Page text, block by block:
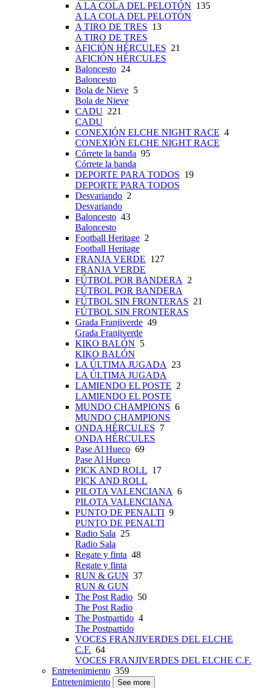
A LA COLA DEL PELOTÓN 135
A LA COLA DEL PELOTÓN
A TIRO DE TRES 13
A TIRO DE TRES
AFICIÓN HÉRCULES 21
AFICIÓN HÉRCULES
Baloncesto 24
Baloncesto
Bola de Nieve 5
Bola de Nieve
CADU 221
CADU
CONEXIÓN ELCHE NIGHT RACE 4
CONEXIÓN ELCHE NIGHT RACE
Córrete la banda 95
Córrete la banda
DEPORTE PARA TODOS 19
DEPORTE PARA TODOS
Desvariando 2
Desvariando
Baloncesto 43
Baloncesto
Football Heritage 2
Football Heritage
FRANJA VERDE 127
FRANJA VERDE
FÚTBOL POR BANDERA
2
FÚTBOL POR BANDERA
FÚTBOL SIN FRONTERAS 21
FÚTBOL SIN FRONTERAS
Grada Franjiverde 49
Grada Franjiverde
KIKO BALÓN 5
KIKO BALÓN
LA ÚLTIMA JUGADA
23
LA ÚLTIMA JUGADA
LAMIENDO EL POSTE 2
LAMIENDO EL POSTE
MUNDO CHAMPIONS 6
MUNDO CHAMPIONS
ONDA HÉRCULES 7
ONDA HÉRCULES
Pase Al Hueco 69
Pase Al Hueco
PICK AND ROLL 17
PICK AND ROLL
PILOTA VALENCIANA 6
PILOTA VALENCIANA
PUNTO DE PENALTI 9
PUNTO DE PENALTI
Radio Sala 25
Radio Sala
Regate y finta 48
Regate y finta
RUN & GUN 37
RUN & GUN
The Post Radio 50
The Post Radio
The Postpartido 4
The Postpartido
VOCES FRANJIVERDES DEL ELCHE
C.F. 64
VOCES FRANJIVERDES DEL ELCHE C.F.
Entretenimiento 359
Entretenimiento
See more